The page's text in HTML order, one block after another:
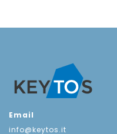
Email
info@keytos.it